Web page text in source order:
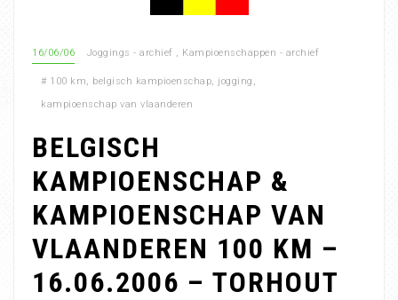
16/06/06 Joggings - archief , Kampioenschappen - archief
# 100 km, belgisch kampioenschap, jogging ,
kampioenschap van vlaanderen
BELGISCH
KAMPIOENSCHAP &
KAMPIOENSCHAP VAN
VLAANDEREN 100 KM –
16.06.2006 – TORHOUT